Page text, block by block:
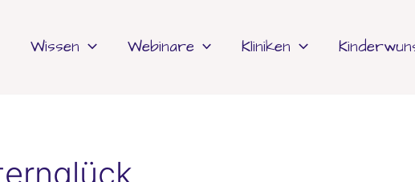
Wissen Webinare Kliniken